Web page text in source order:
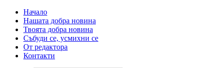
Начало
Нашата добра новина
Твоята добра новина
Събуди се, усмихни се
От редактора
Контакти